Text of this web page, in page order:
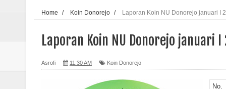
Laporan Koin Nu Sidomulyo
Laporan Koin Nu Sempu
Home / Koin Donorejo / Laporan Koin NU Donorejo januari I
Laporan Koin NU Donorejo januari I
Asrofi 11:30 AM Koin Donorejo
No.